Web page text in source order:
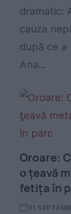
dramatic:
cauza
după ce
Ana...
Oroare:
o ţeavă
fetiţa în
21